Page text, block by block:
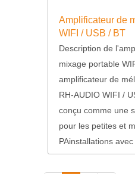
Amplificateur de
WIFI / USB / BT
Description de
mixage portable
amplificateur de
RH-AUDIO WIFI /
conçu comme une
pour les petites et
PAinstallations avec